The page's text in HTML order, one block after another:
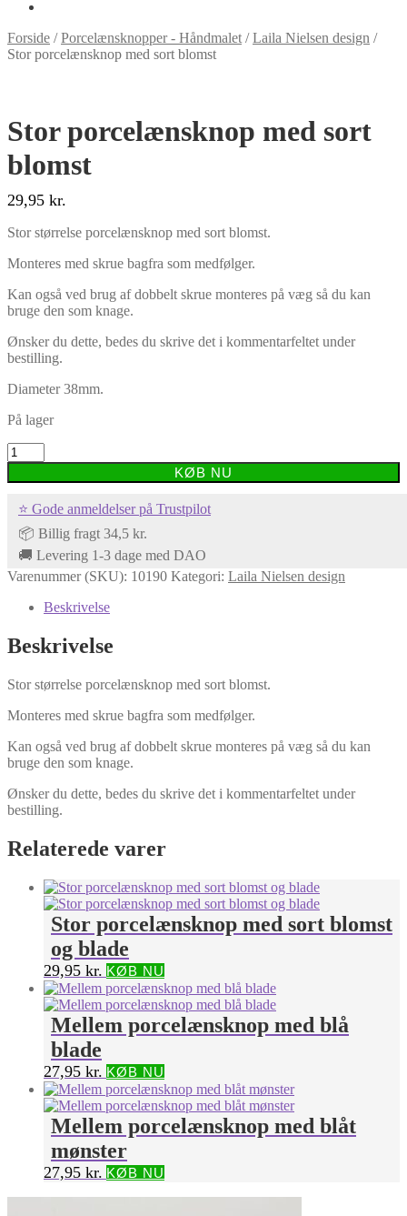
Forside /Porcelænsknopper - Håndmalet /Laila Nielsen design /
Stor porcelænsknop med sort blomst
Stor porcelænsknop med sort
blomst
29,95 kr.
Stor størrelse porcelænsknop med sort blomst.
Monteres med skrue bagfra som medfølger.
Kan også ved brug af dobbelt skrue monteres på væg så du kan
bruge den som knage.
Ønsker du dette, bedes du skrive det i kommentarfeltet under
bestilling.
Diameter 38mm.
På lager
Stor
porcelænsknop
med
blomst
antal
KØB NU
⭐ Gode anmeldelser på Trustpilot
📦 Billig fragt 34,5 kr.
🚚 Levering 1-3 dage med DAO
Varenummer (SKU): 10190 Kategori: Laila Nielsen design
Beskrivelse
Beskrivelse
Stor størrelse porcelænsknop med sort blomst.
Monteres med skrue bagfra som medfølger.
Kan også ved brug af dobbelt skrue monteres på væg så du kan
bruge den som knage.
Ønsker du dette, bedes du skrive det i kommentarfeltet under
bestilling.
Relaterede varer
Stor porcelænsknop med sort blomst
og blade
29,95 kr. KØB NU
Mellem porcelænsknop med blå
blade
27,95 kr. KØB NU
Mellem porcelænsknop med blåt
mønster
27,95 kr. KØB NU